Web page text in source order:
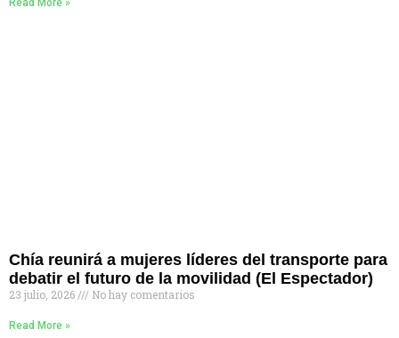
Chía reunirá a mujeres líderes del transporte para
debatir el futuro de la movilidad (El Espectador)
23 julio, 2026 No hay comentarios
Read More »